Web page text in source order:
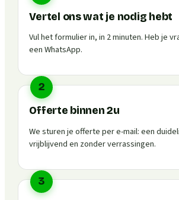
Vertel ons wat je nodig hebt
Vul het formulier in, in 2 minuten. Heb je
een WhatsApp.
2
Offerte binnen 2u
We sturen je offerte per e-mail: een
vrijblijvend en zonder verrassingen.
3